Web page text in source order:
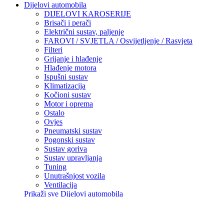
Dijelovi automobila
DIJELOVI KAROSERIJE
Brisači i perači
Električni sustav, paljenje
FAROVI / SVJETLA / Osvijetljenje / Rasvjeta
Filteri
Grijanje i hlađenje
Hlađenje motora
Ispušni sustav
Klimatizacija
Kočioni sustav
Motor i oprema
Ostalo
Ovjes
Pneumatski sustav
Pogonski sustav
Sustav goriva
Sustav upravljanja
Tuning
Unutrašnjost vozila
Ventilacija
Prikaži sve Dijelovi automobila